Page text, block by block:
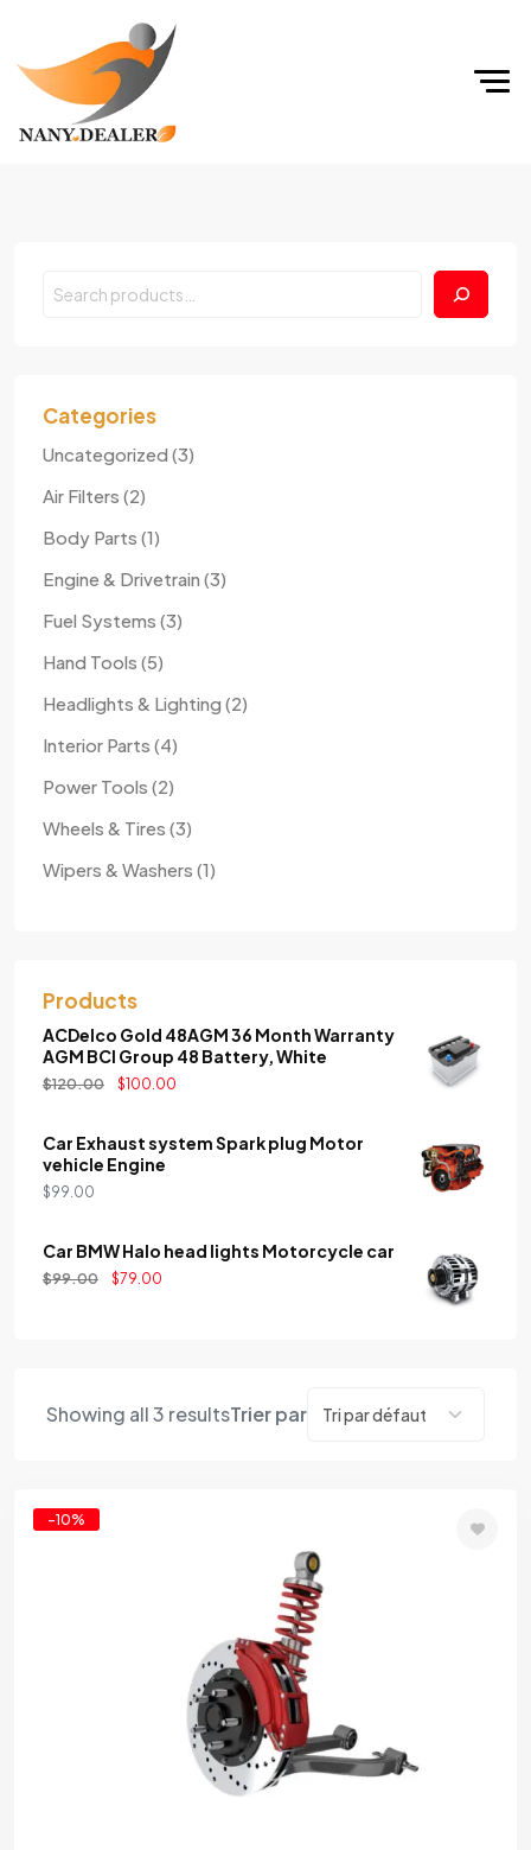
Search
Categories
Uncategorized 33
Air Filters 22
Body Parts 11
Engine & Drivetrain 33
Fuel Systems 33
Hand Tools 55
Headlights & Lighting 22
Interior Parts 44
Power Tools 22
Wheels & Tires 33
Wipers & Washers 11
Products
ACDelco Gold 48AGM 36 Month Warranty
AGM BCI Group 48 Battery, White
$120.00 $100.00
Car Exhaust system Spark plug Motor
vehicle Engine
$99.00
Car BMW Halo head lights Motorcycle car
$99.00 $79.00
Showing all 3 resultsTrier par
-10%